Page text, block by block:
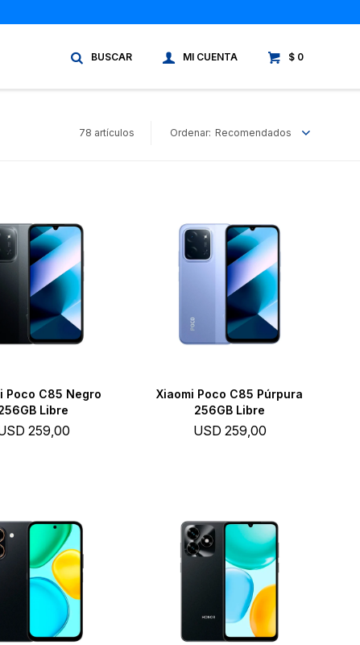
$ 0
78 artículos Recomendados
Poco C85 Negro
Libre
259,00
Xiaomi Poco C85 Púrpura
256GB Libre
USD 259,00